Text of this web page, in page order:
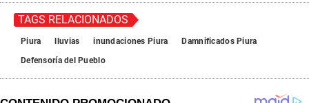
TAGS RELACIONADOS
Piura lluvias inundaciones Piura
Damnificados Piura
Defensoría del Pueblo